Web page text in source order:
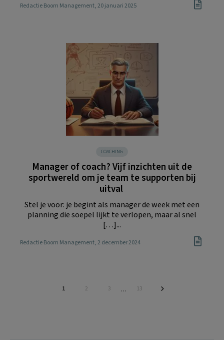
Redactie Boom Management, 20 januari 2025
COACHING
Manager of coach? Vijf inzichten uit de
sportwereld om je team te supporten bij
uitval
Stel je voor: je begint als manager de week met een
planning die soepel lijkt te verlopen, maar al snel
[…]...
Redactie Boom Management, 2 december 2024
Pagina
1 Pagina
2 Pagina
3
Interim
… Pagina
13